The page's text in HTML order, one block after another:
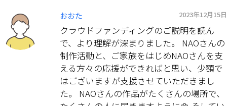
おおた 2023年12月15日
クラウドファンディングのご説明を読ん
で、より理解が深まりました。 NAOさんの
制作活動と、ご家族をはじめNAOさんを支
える方々の応援ができればと思い、少額で
はございますが支援させていただきまし
た。 NAOさんの作品がたくさんの場所で、